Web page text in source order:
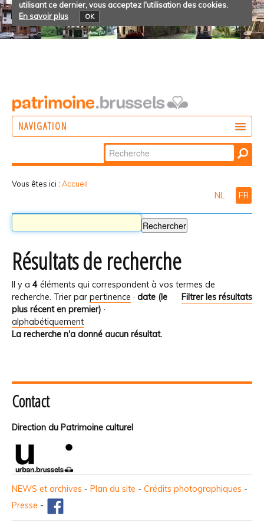
utilisant ce dernier, vous acceptez l'utilisation des cookies.
En savoir plus
OK
NAVIGATION
Chercher par
Recherche
Vous êtes ici : Accueil
NL FR
Résultats de recherche
Il y a 4 éléments qui correspondent à vos termes de
recherche.
Filtrer les résultats
Trier par pertinence · date (le
plus récent en premier) ·
alphabétiquement
La recherche n'a donné aucun résultat.
Contact
Direction du Patrimoine culturel
NEWS et archives - Plan du site - Crédits photographiques -
Presse -